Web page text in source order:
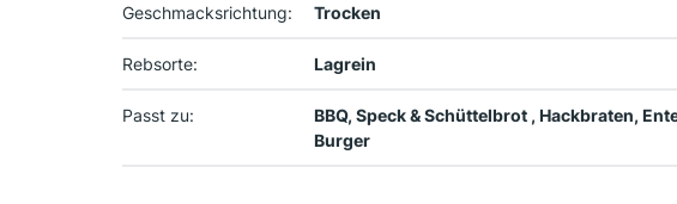
Geschmacksrichtung: Trocken
Rebsorte: Lagrein
Passt zu:
BBQ, Speck & Schüttelbrot , Hackbraten,
Burger